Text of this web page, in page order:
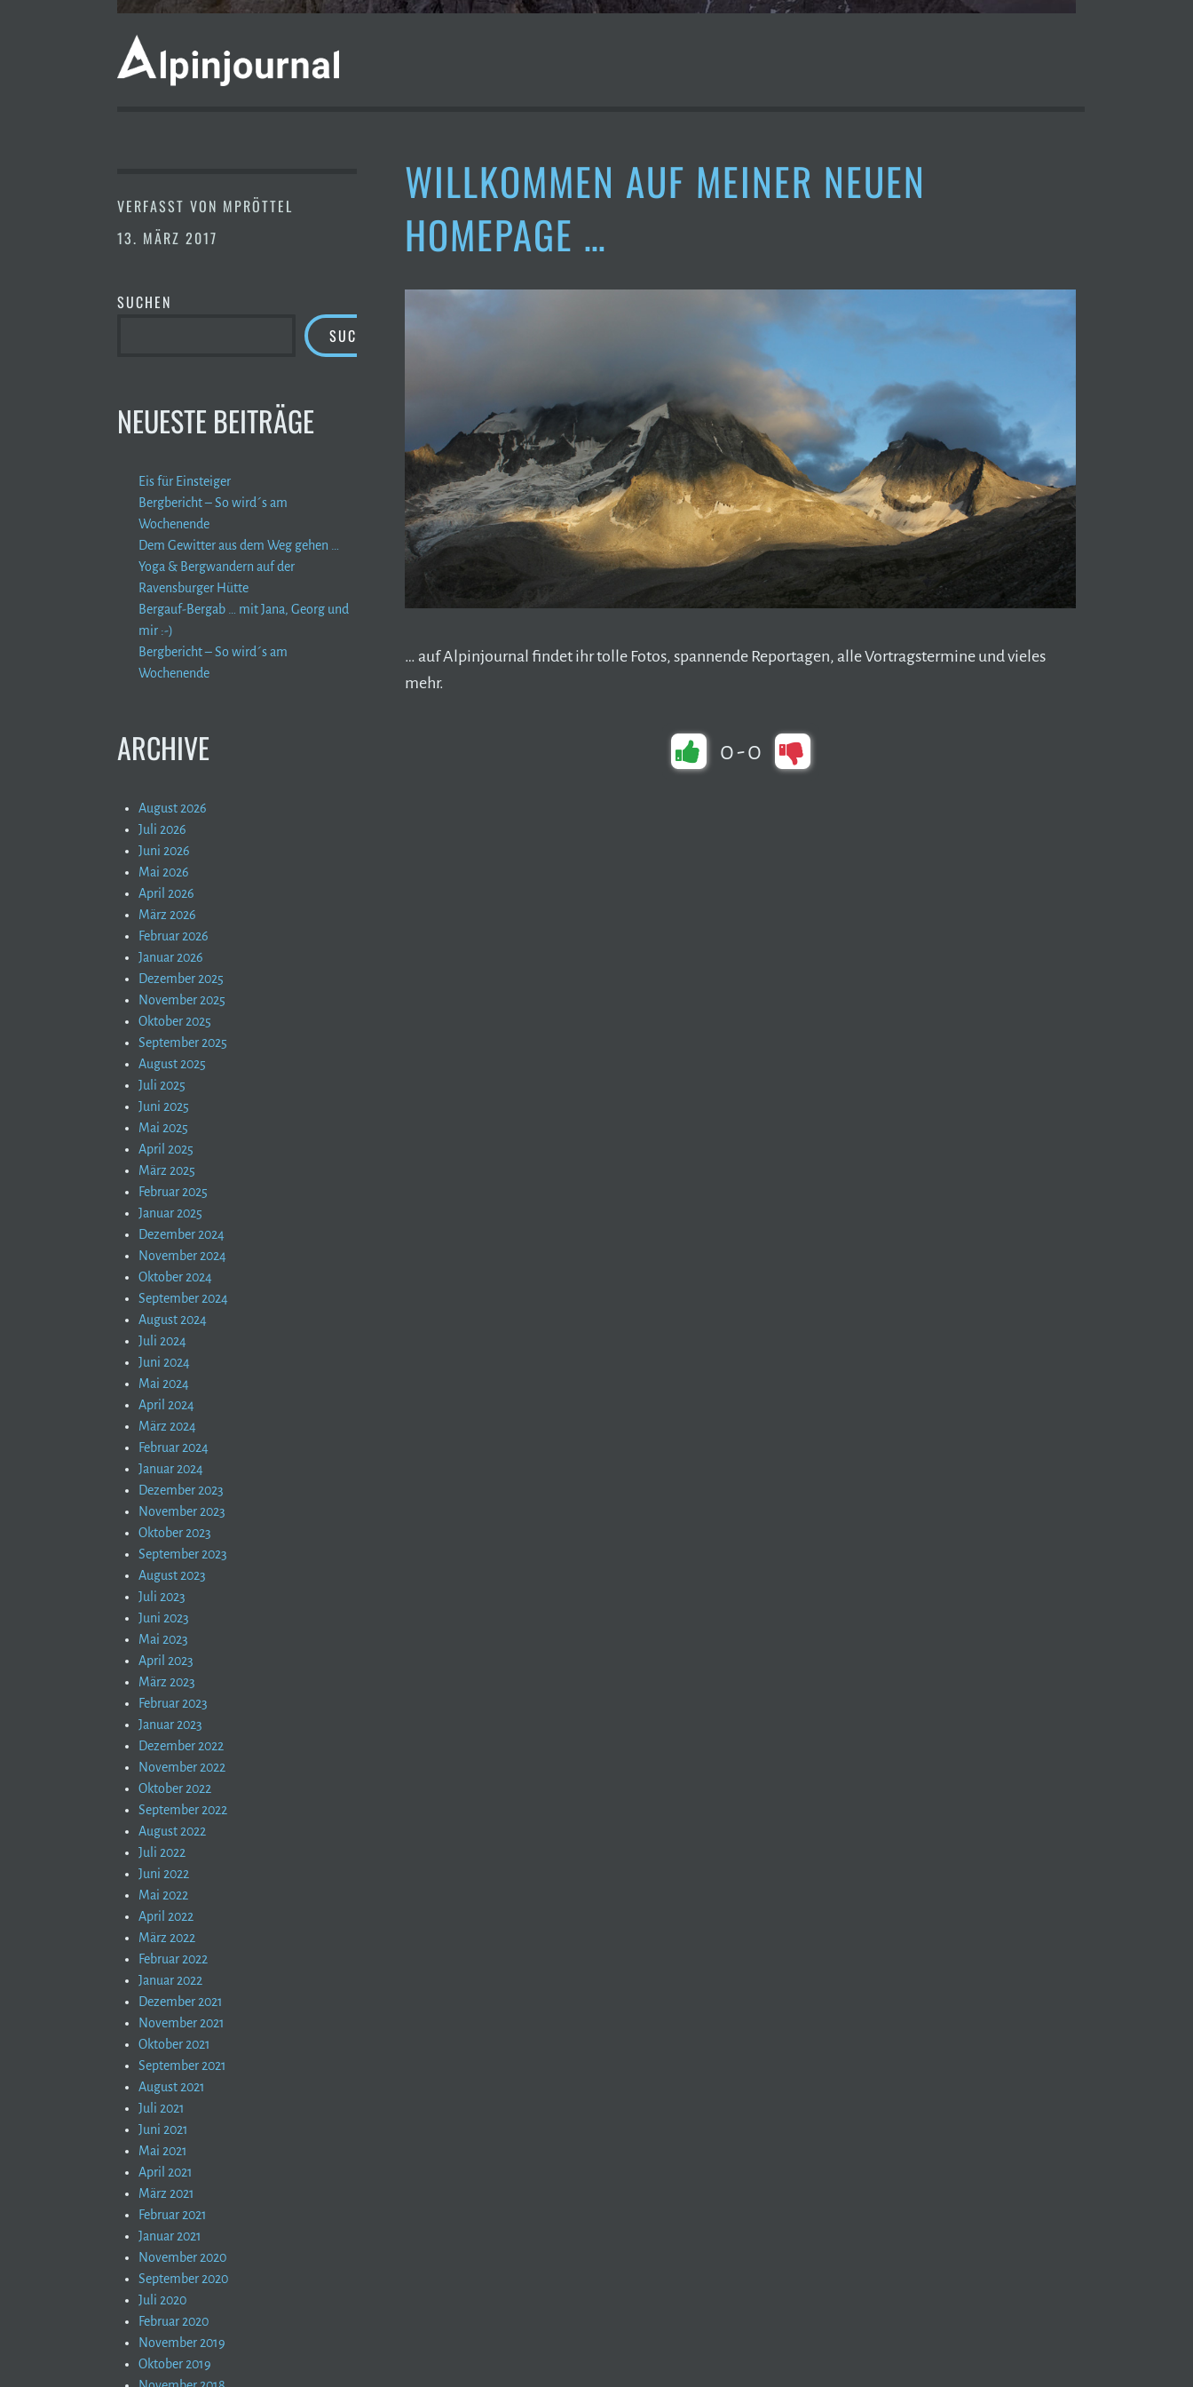
VERFASST VON MPRÖTTEL
13. MÄRZ 2017
WILLKOMMEN AUF MEINER NEUEN
HOMEPAGE …
… auf Alpinjournal findet ihr tolle Fotos, spannende Reportagen, alle Vortragstermine und vieles
mehr.
0-0
SUCHEN
SUCHEN
NEUESTE BEITRÄGE
Eis für Einsteiger
Bergbericht – So wird´s am
Wochenende
Dem Gewitter aus dem Weg gehen …
Yoga & Bergwandern auf der
Ravensburger Hütte
Bergauf-Bergab … mit Jana, Georg und
mir :-)
Bergbericht – So wird´s am
Wochenende
ARCHIVE
August 2026
Juli 2026
Juni 2026
Mai 2026
April 2026
März 2026
Februar 2026
Januar 2026
Dezember 2025
November 2025
Oktober 2025
September 2025
August 2025
Juli 2025
Juni 2025
Mai 2025
April 2025
März 2025
Februar 2025
Januar 2025
Dezember 2024
November 2024
Oktober 2024
September 2024
August 2024
Juli 2024
Juni 2024
Mai 2024
April 2024
März 2024
Februar 2024
Januar 2024
Dezember 2023
November 2023
Oktober 2023
September 2023
August 2023
Juli 2023
Juni 2023
Mai 2023
April 2023
März 2023
Februar 2023
Januar 2023
Dezember 2022
November 2022
Oktober 2022
September 2022
August 2022
Juli 2022
Juni 2022
Mai 2022
April 2022
März 2022
Februar 2022
Januar 2022
Dezember 2021
November 2021
Oktober 2021
September 2021
August 2021
Juli 2021
Juni 2021
Mai 2021
April 2021
März 2021
Februar 2021
Januar 2021
November 2020
September 2020
Juli 2020
Februar 2020
November 2019
Oktober 2019